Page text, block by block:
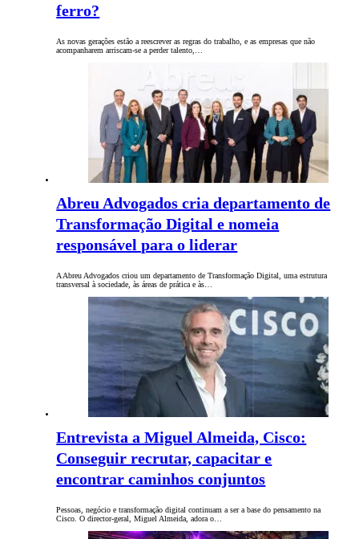
ferro?
As novas gerações estão a reescrever as regras do trabalho, e as empresas que não
acompanharem arriscam-se a perder talento,…
Abreu Advogados cria departamento de
Transformação Digital e nomeia
responsável para o liderar
A Abreu Advogados criou um departamento de Transformação Digital, uma estrutura
transversal à sociedade, às áreas de prática e às…
Entrevista a Miguel Almeida, Cisco:
Conseguir recrutar, capacitar e
encontrar caminhos conjuntos
Pessoas, negócio e transformação digital continuam a ser a base do pensamento na
Cisco. O director-geral, Miguel Almeida, adora o…